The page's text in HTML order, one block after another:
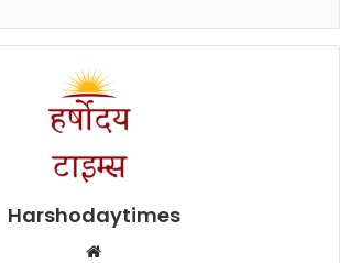
Harshodaytimes
Website